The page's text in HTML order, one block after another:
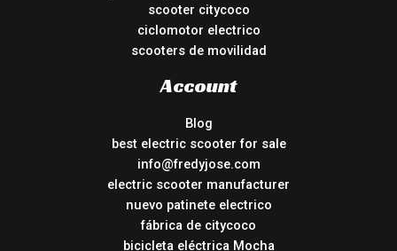
scooter citycoco
ciclomotor electrico
scooters de movilidad
Account
Blog
best electric scooter for sale
info@fredyjose.com
electric scooter manufacturer
nuevo patinete electrico
fábrica de citycoco
bicicleta eléctrica Mocha